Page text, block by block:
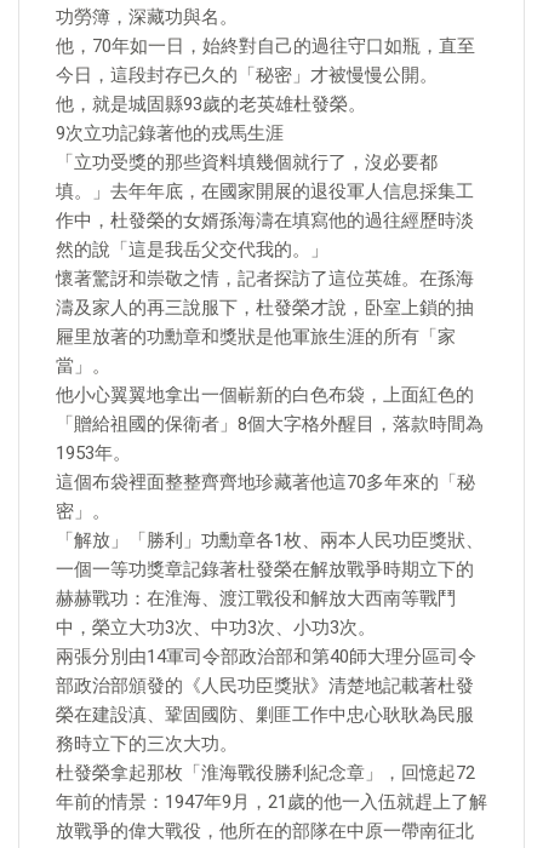
功勞簿，深藏功與名。
他，70年如一日，始終對自己的過往守口如瓶，直至
今日，這段封存已久的「秘密」才被慢慢公開。
他，就是城固縣93歲的老英雄杜發榮。
9次立功記錄著他的戎馬生涯
「立功受獎的那些資料填幾個就行了，沒必要都
填。」去年年底，在國家開展的退役軍人信息採集工
作中，杜發榮的女婿孫海濤在填寫他的過往經歷時淡
然的說「這是我岳父交代我的。」
懷著驚訝和崇敬之情，記者探訪了這位英雄。在孫海
濤及家人的再三說服下，杜發榮才說，卧室上鎖的抽
屜里放著的功勳章和獎狀是他軍旅生涯的所有「家
當」。
他小心翼翼地拿出一個嶄新的白色布袋，上面紅色的
「贈給祖國的保衛者」8個大字格外醒目，落款時間為
1953年。
這個布袋裡面整整齊齊地珍藏著他這70多年來的「秘
密」。
「解放」「勝利」功勳章各1枚、兩本人民功臣獎狀、
一個一等功獎章記錄著杜發榮在解放戰爭時期立下的
赫赫戰功：在淮海、渡江戰役和解放大西南等戰鬥
中，榮立大功3次、中功3次、小功3次。
兩張分別由14軍司令部政治部和第40師大理分區司令
部政治部頒發的《人民功臣獎狀》清楚地記載著杜發
榮在建設滇、鞏固國防、剿匪工作中忠心耿耿為民服
務時立下的三次大功。
杜發榮拿起那枚「淮海戰役勝利紀念章」，回憶起72
年前的情景：1947年9月，21歲的他一入伍就趕上了解
放戰爭的偉大戰役，他所在的部隊在中原一帶南征北